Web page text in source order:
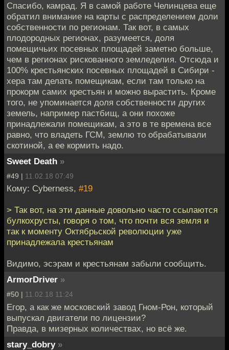
Спасибо, камрад. Я в самой работе Челинцева еще
обратил внимание на карты с распределением доли
собственности по регионам. Так вот, в самых
плодородных регионах, разумеется, доля
помещичьих посевных площадей заметно больше,
чем в регионах рискованного земледелия. Отсюда и
100% крестьянских посевных площадей в Сибири -
хера там делать помещикам, если там только на
прокорм самих крестьян и можно вырастить. Кроме
того, не упоминается доля собственности других
земель, например пастбищ, а они похоже
принадлежали помещикам, а это в те времена все
равно, что владеть ГСМ, землю то обрабатывали
скотиной, а ее кормить надо.
Sweet Death »
#49 | 11.02.18 07:49
Кому: Cyberness, #19
> Так вот, на эти данные довольно часто ссылаются
булкохрусты, говоря о том, что почти вся земля и
так к моменту Октябрьской революции уже
принадлежала крестьянам
Видимо, эсэрам и крестьянам забыли сообщить.
ArmorDriver »
#50 | 11.02.18 11:24
Егор, а как же московский завод Гном-Рон, который
выпускал двигатели по лицензии?
Правда, в мизерных количествах, но всё же.
stary_dobry »